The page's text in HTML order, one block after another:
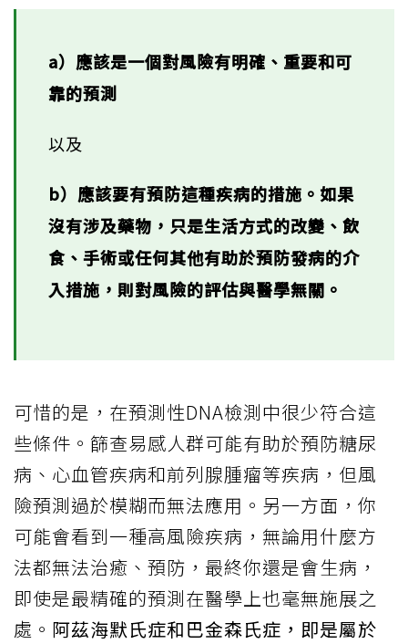
a）應該是一個對風險有明確、重要和可
靠的預測
以及
b）應該要有預防這種疾病的措施。如果
沒有涉及藥物，只是生活方式的改變、飲
食、手術或任何其他有助於預防發病的介
入措施，則對風險的評估與醫學無關。
可惜的是，在預測性DNA檢測中很少符合這
些條件。篩查易感人群可能有助於預防糖尿
病、心血管疾病和前列腺腫瘤等疾病，但風
險預測過於模糊而無法應用。另一方面，你
可能會看到一種高風險疾病，無論用什麼方
法都無法治癒、預防，最終你還是會生病，
即使是最精確的預測在醫學上也毫無施展之
處。 阿茲海默氏症和巴金森氏症，即是屬於